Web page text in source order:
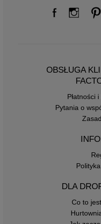
OBSŁUGA
Płatności
Pytania o
DLA
Co to